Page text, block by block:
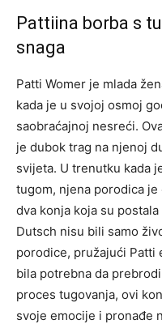
Pattiina borba s
snaga
Patti Womer je mlada
kada je u svojoj osmoj
saobraćajnoj nesreći.
je dubok trag na njenoj
svijeta. U trenutku kada
tugom, njena porodica
dva konja koja su
Dutsch nisu bili samo
porodice, pružajući Patti
bila potrebna da
proces tugovanja, ovi
svoje emocije i pronađe